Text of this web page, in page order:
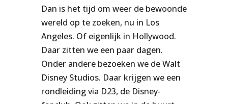
Dan is het tijd om weer de bewoonde
wereld op te zoeken, nu in Los
Angeles. Of eigenlijk in Hollywood.
Daar zitten we een paar dagen.
Onder andere bezoeken we de Walt
Disney Studios. Daar krijgen we een
rondleiding via D23, de Disney-